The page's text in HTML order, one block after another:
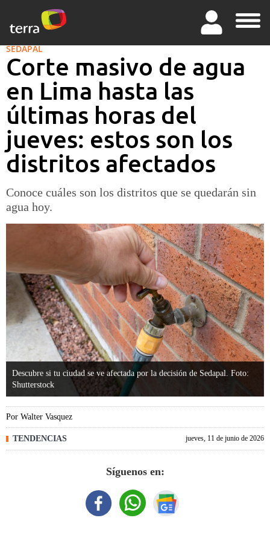
SEDAPAL
Corte masivo de agua
en Lima hasta las
últimas horas del
jueves: estos son los
distritos afectados
Conoce cuáles son los distritos que se quedarán sin
agua hoy.
Descubre si tu ciudad se ve afectada por la decisión de Sedapal. Foto:
Shutterstock
TENDENCIAS
Por Walter Vasquez
jueves, 11 de junio de 2026
Síguenos en: